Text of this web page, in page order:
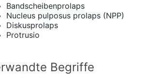
Bandscheibenprolaps
Nucleus pulposus prolaps (NPP)
Diskusprolaps
Protrusio
Begriffe